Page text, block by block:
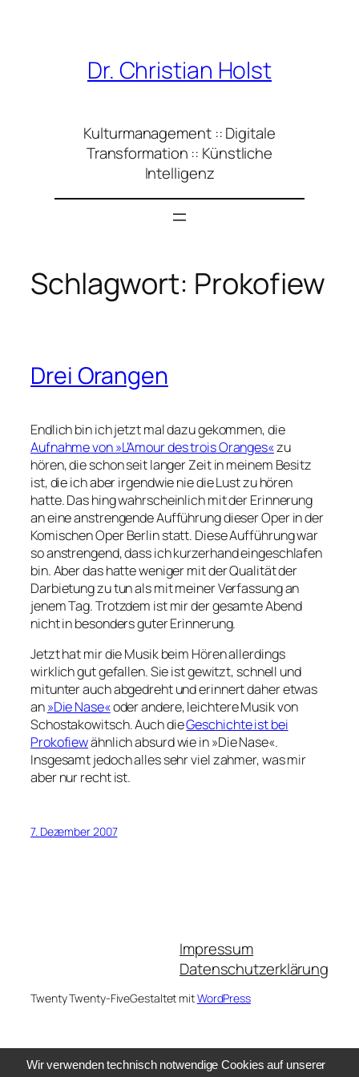
Dr. Christian Holst
Kulturmanagement :: Digitale
Transformation :: Künstliche
Intelligenz
Schlagwort: Prokofiew
Drei Orangen
Endlich bin ich jetzt mal dazu gekommen, die
Aufnahme von »L’Amour des trois Oranges«zu
hören, die schon seit langer Zeit in meinem Besitz
ist, die ich aber irgendwie nie die Lust zu hören
hatte. Das hing wahrscheinlich mit der Erinnerung
an eine anstrengende Aufführung dieser Oper in der
Komischen Oper Berlin statt. Diese Aufführung war
so anstrengend, dass ich kurzerhand eingeschlafen
bin. Aber das hatte weniger mit der Qualität der
Darbietung zu tun als mit meiner Verfassung an
jenem Tag. Trotzdem ist mir der gesamte Abend
nicht in besonders guter Erinnerung.
Jetzt hat mir die Musik beim Hören allerdings
wirklich gut gefallen. Sie ist gewitzt, schnell und
mitunter auch abgedreht und erinnert daher etwas
an»Die Nase«oder andere, leichtere Musik von
Schostakowitsch. Auch dieGeschichte ist bei
Prokofiewähnlich absurd wie in »Die Nase«.
Insgesamt jedoch alles sehr viel zahmer, was mir
aber nur recht ist.
7. Dezember 2007
Impressum
Datenschutzerklärung
Twenty Twenty-FiveGestaltet mitWordPress
Wir verwenden technisch notwendige Cookies auf unserer